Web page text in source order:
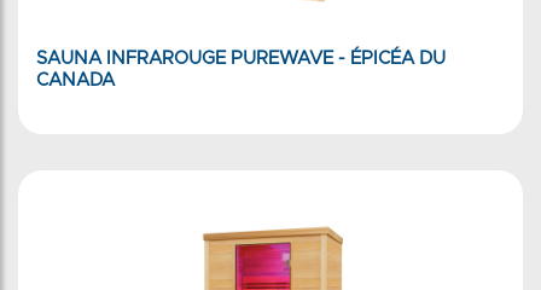
SAUNA INFRAROUGE PUREWAVE - ÉPICÉA DU
CANADA